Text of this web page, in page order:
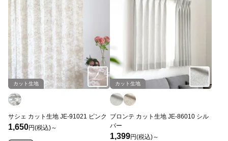
カット生地
サシェ カット生地 JE-91021 ピンク
1,650円(税込)～
カット生地
ブロンテ カット生地 JE-86010 シル
バー
1,399円(税込)～